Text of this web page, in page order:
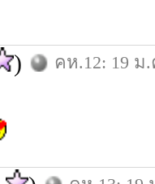
) คห.12: 19 ม.